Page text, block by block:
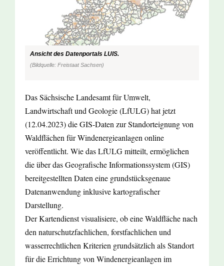
Ansicht des Datenportals LUIS.
(Bildquelle: Freistaat Sachsen)
Das Sächsische Landesamt für Umwelt,
Landwirtschaft und Geologie (LfULG) hat jetzt
(12.04.2023) die GIS-Daten zur Standorteignung von
Waldflächen für Windenergieanlagen online
veröffentlicht. Wie das LfULG mitteilt, ermöglichen
die über das Geografische Informationssystem (GIS)
bereitgestellten Daten eine grundstücksgenaue
Datenanwendung inklusive kartografischer
Darstellung.
Der Kartendienst visualisiere, ob eine Waldfläche nach
den naturschutzfachlichen, forstfachlichen und
wasserrechtlichen Kriterien grundsätzlich als Standort
für die Errichtung von Windenergieanlagen im